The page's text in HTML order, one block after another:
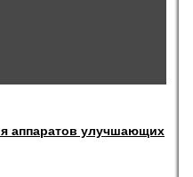
аппаратов улучшающих